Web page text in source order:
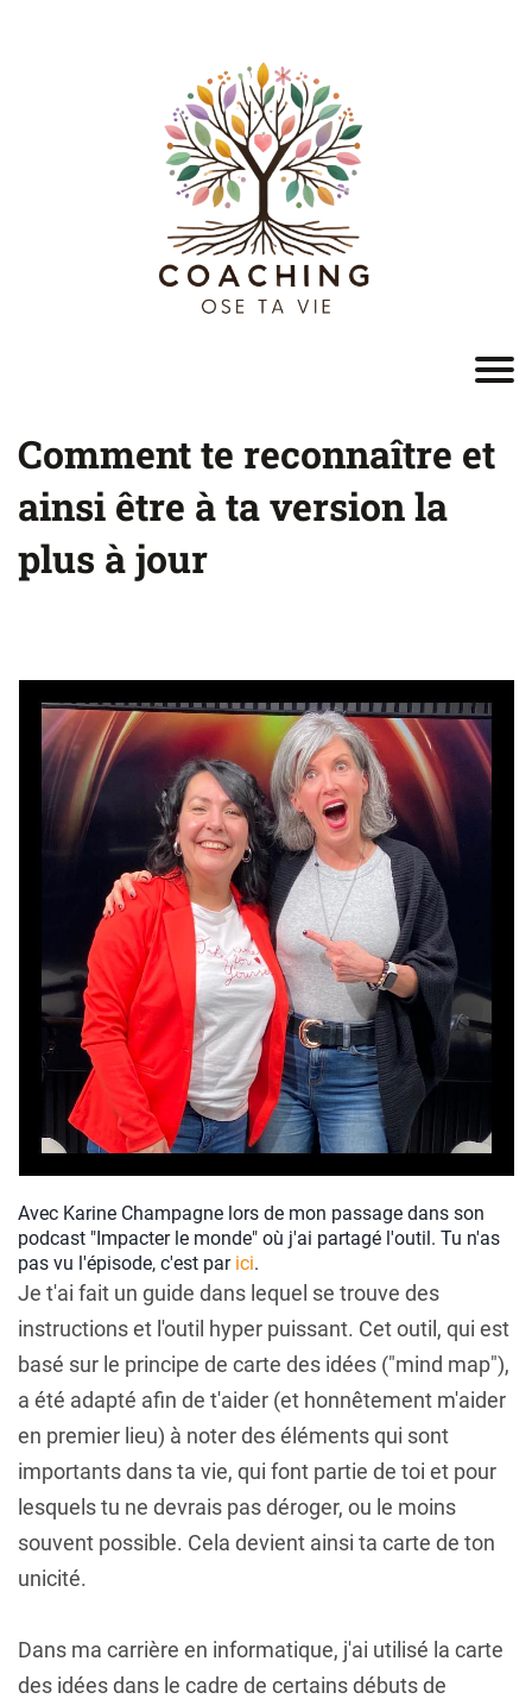
Comment te reconnaître et
ainsi être à ta version la
plus à jour
Avec Karine Champagne lors de mon passage dans son
podcast "Impacter le monde" où j'ai partagé l'outil. Tu n'as
pas vu l'épisode, c'est par ici.
Je t'ai fait un guide dans lequel se trouve des
instructions et l'outil hyper puissant. Cet outil, qui est
basé sur le principe de carte des idées ("mind map"),
a été adapté afin de t'aider (et honnêtement m'aider
en premier lieu) à noter des éléments qui sont
importants dans ta vie, qui font partie de toi et pour
lesquels tu ne devrais pas déroger, ou le moins
souvent possible. Cela devient ainsi ta carte de ton
unicité.
Dans ma carrière en informatique, j'ai utilisé la carte
des idées dans le cadre de certains débuts de